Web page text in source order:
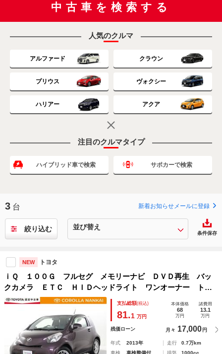
中古車を検索する
人気のクルマ
アルファード クラウン
プリウス ヴォクシー
ハリアー アクア
注目のクルマタイプ
ハイブリッド車で検索 サポカーで検索
3 台 新着お知らせメールに登録
絞り込む
条件保存
NEW トヨタ
ｉＱ １００Ｇ フルセグ メモリーナビ ＤＶＤ再生 バッ
クカメラ ＥＴＣ ＨＩＤヘッドライト ワンオーナー トヨ
タ認定中古車
支払総額(税込)
81.1 万円
本体価格
68
万円
諸費用
13.1
万円
残価ローン 月々 17,000 円
年式 2013年 走行
0.7万km
車検
車検整備付 排気 1000cc